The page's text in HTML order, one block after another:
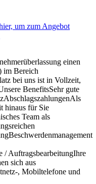
um zum Angebot
einen
im Bereich
bei uns ist in Vollzeit,
BenefitsSehr gute
hinaus für Sie
Team als
/ AuftragsbearbeitungIhre
sich aus
, Mobiltelefone und